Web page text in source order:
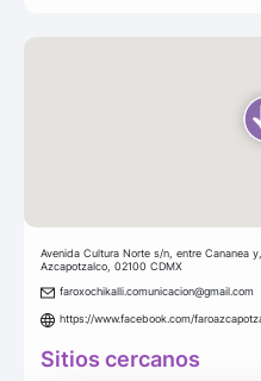
Avenida Cultura Norte s/n, entre Cananea
Azcapotzalco, 02100 CDMX
faroxochikalli.comunicacion@gmail.com
https://www.facebook.com/
Sitios cercanos